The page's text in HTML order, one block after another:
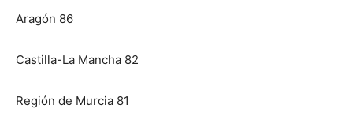
Aragón 86
Castilla-La Mancha 82
Región de Murcia 81